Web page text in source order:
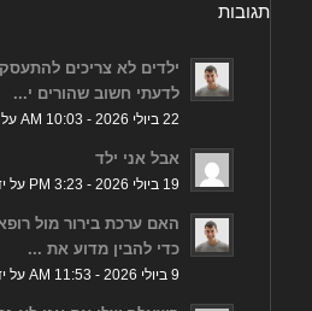
תגובות
ילדים לא צריכים
לדעתי חשוב שהורים י...
22 ביולי 2026 - 10:03 AM על ידי יוסי זאבי
אבל אני ילד
19 ביולי 2026 - 3:23 PM על ידי נחשון
האם ערכת בירור מול
כדי להבין מדוע את ...
9 ביולי 2026 - 11:53 AM על ידי יוסי זאבי